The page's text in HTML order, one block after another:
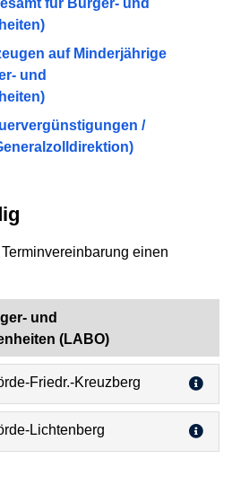
für Bürger- und
auf Minderjährige
und
/
einen
und
(LABO)
Friedr.-Kreuzberg
Lichtenberg